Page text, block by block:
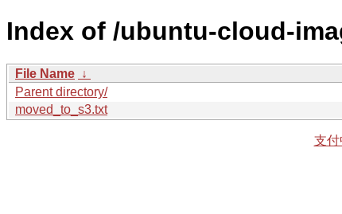
Index of /ubuntu-cloud-
File Name ↓
Parent directory/
moved_to_s3.txt
支付